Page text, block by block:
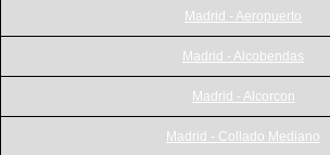
Madrid - Aeropuerto
Madrid - Alcobendas
Madrid - Alcorcon
Madrid - Collado Mediano